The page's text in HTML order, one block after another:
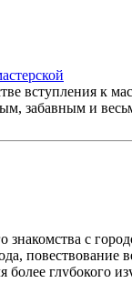
вступления к
забавным и
знакомства с
более глубокого